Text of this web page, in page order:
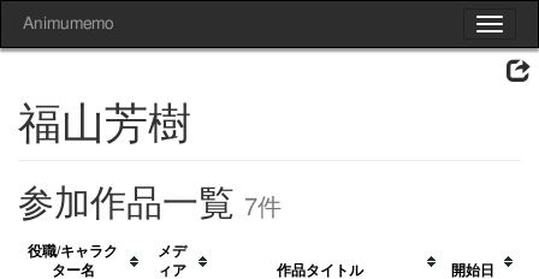
Toggle
Animumemo
福山芳樹
参加作品一覧 7件
役職/キャラク
ター名
メデ
ィア
作品タイトル 開始日